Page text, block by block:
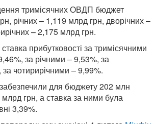
тримісячних ОВДП бюджет
річних – 1,119 млрд грн, дворічних –
– 2,175 млрд грн.
прибутковості за тримісячними
за річними – 9,53%, за
чотирирічними – 9,99%.
забезпечили для бюджету 202 млн
грн, а ставка за ними була
3,39%.